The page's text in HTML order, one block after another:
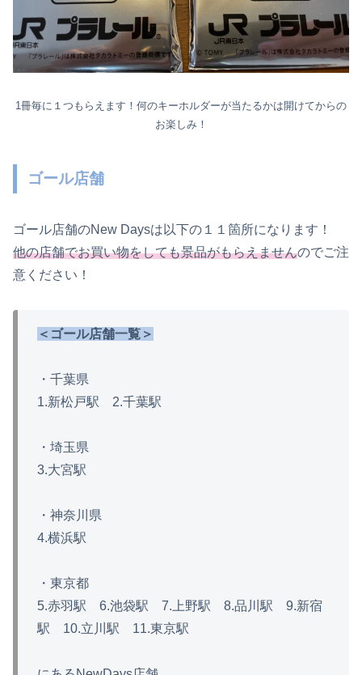
1冊毎に１つもらえます！何のキーホルダーが当たるかは開けてからの
お楽しみ！
ゴール店舗
ゴール店舗のNew Daysは以下の１１箇所になります！
他の店舗でお買い物をしても景品がもらえませんのでご注
意ください！
＜ゴール店舗一覧＞
・千葉県
1.新松戸駅 2.千葉駅
・埼玉県
3.大宮駅
・神奈川県
4.横浜駅
・東京都
5.赤羽駅 6.池袋駅 7.上野駅 8.品川駅 9.新宿
駅 10.立川駅 11.東京駅